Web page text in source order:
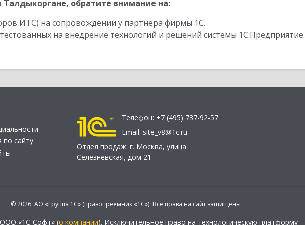
обратите внимание на:
ИТС) на сопровождении у партнера фирмы 1С.
на внедрение технологий и решений системы 1С:Предприятие.
по сайту
Телефон: +7 (495) 737-92-57
Email: site_v8@1c.ru
Отдел продаж: г. Москва, улица
Селезнёвская, дом 21
© 2026 АО «Группа 1С» (правопреемник «1С»). Все права на сайт защищены
«1С-Софт» (о компании). Исключительное право на технологическую платформу